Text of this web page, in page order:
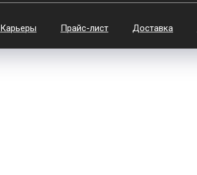
Карьеры Прайс-лист Доставка